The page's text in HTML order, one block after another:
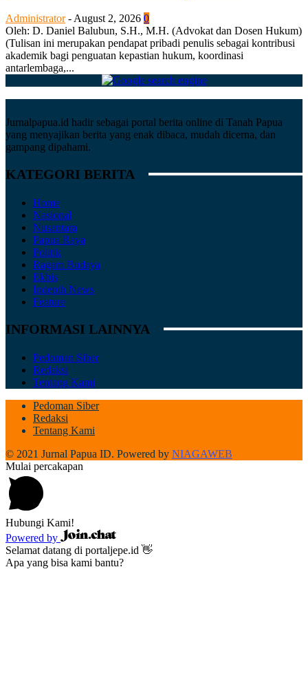
Administrator - August 2, 2026 0
Oleh: D. Daniel Balubun, S.H., M.H. (Advokat dan Dosen Hukum)
(Tulisan ini merupakan pendapat pribadi penulis sebagai kontribusi
akademik bagi penguatan kepastian hukum, koordinasi
antarlembaga,...
Jurnalpapua.id hadir sebagai portal berita online di Tanah Papua
yang menyajikan berita yang enak dibaca, mudah dicerna, dan
gampang dipahami.
KATEGORI BERITA
Home
Nasional
Nusantara
Papua Raya
Politik
Ragam Budaya
Ekbis
Indepth News
Feature
INFORMASI LAINNYA
Pedoman Siber
Redaksi
Tentang Kami
Pedoman Siber
Redaksi
Tentang Kami
© 2021 Jurnal Papua ID. Powered by NIAGAWEB
Mulai percakapan
Hubungi Kami!
Powered by
Selamat datang di portaljepe.id 👋
Apa yang bisa kami bantu?